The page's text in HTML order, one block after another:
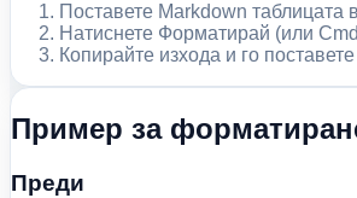
Поставете Markdown таблицата
Натиснете Форматирай (или
Копирайте изхода и го
Пример за
Преди